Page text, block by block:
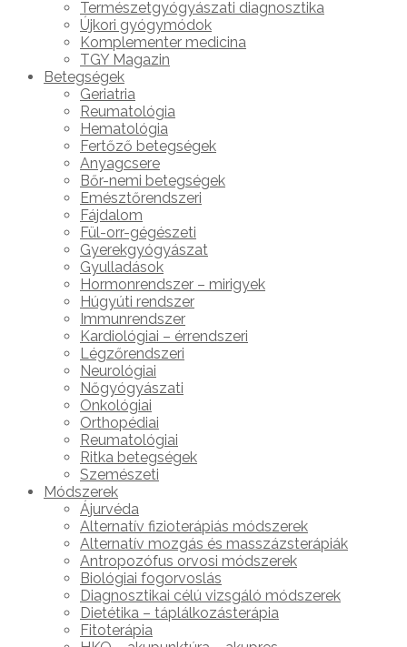
Természetgyógyászati diagnosztika
Újkori gyógymódok
Komplementer medicina
TGY Magazin
Betegségek
Geriatria
Reumatológia
Hematológia
Fertőző betegségek
Anyagcsere
Bőr-nemi betegségek
Emésztőrendszeri
Fájdalom
Fül-orr-gégészeti
Gyerekgyógyászat
Gyulladások
Hormonrendszer – mirigyek
Húgyúti rendszer
Immunrendszer
Kardiológiai – érrendszeri
Légzőrendszeri
Neurológiai
Nőgyógyászati
Onkológiai
Orthopédiai
Reumatológiai
Ritka betegségek
Szemészeti
Módszerek
Ájurvéda
Alternatív fizioterápiás módszerek
Alternatív mozgás és masszázsterápiák
Antropozófus orvosi módszerek
Biológiai fogorvoslás
Diagnosztikai célú vizsgáló módszerek
Dietétika – táplálkozásterápia
Fitoterápia